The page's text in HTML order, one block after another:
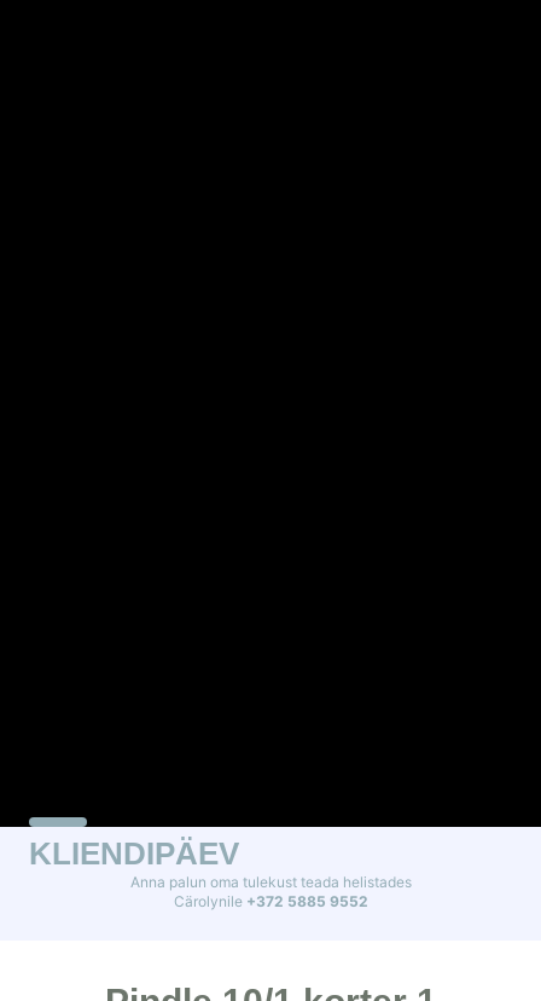
KLIENDIPÄEV
Anna palun oma tulekust teada helistades
Cärolynile +372 5885 9552